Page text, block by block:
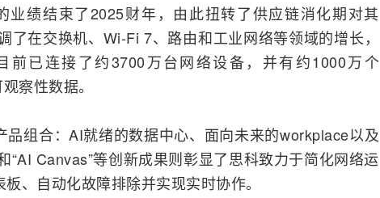
业绩结束了2025财年，由此扭转了供应链消化期对其
了在交换机、 Wi-Fi 7、路由和工业网络等领域的增长，
前已连接了约3700万台网络设备，并有约1000万个
察性数据。
品组合：AI就绪的数据中心、面向未来的workplace以及
“AI Canvas”等创新成果则彰显了思科致力于简化网络运
、自动化故障排除并实现实时协作。